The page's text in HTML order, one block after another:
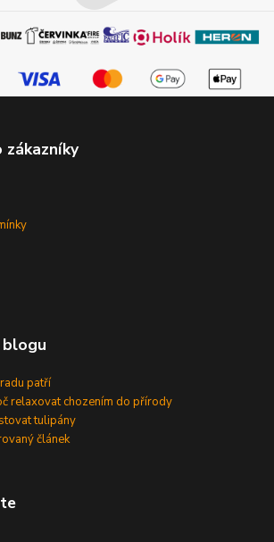
blogu
patří
relaxovat chozením do přírody
tulipány
článek